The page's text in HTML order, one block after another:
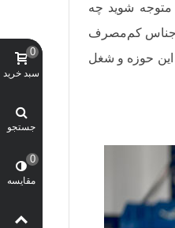
متوجه شوید چه
اجناس کم‌مصرف
این حوزه و شغل
سبد خرید
0
جستجو
مقایسه
0